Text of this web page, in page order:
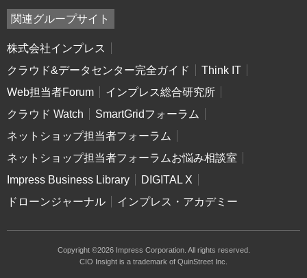
関連グループサイト
株式会社インプレス
クラウド&データセンター完全ガイド
Think IT
Web担当者Forum
インプレス総合研究所
クラウド Watch
SmartGridフォーラム
ネットショップ担当者フォーラム
ネットショップ担当者フォーラムお悩み相談室
Impress Business Library
DIGITAL X
ドローンジャーナル
インプレス・アカデミー
Copyright ©2026 Impress Corporation. All rights reserved.
CIO Insight is a trademark of QuinStreet Inc.